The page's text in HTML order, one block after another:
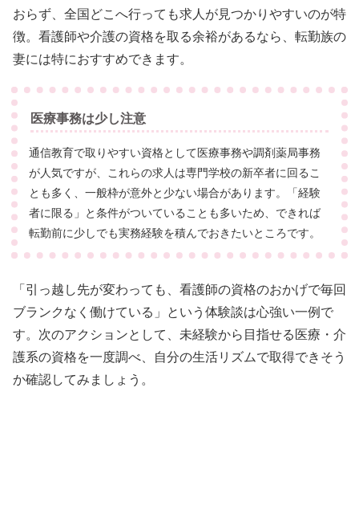
おらず、全国どこへ行っても求人が見つかりやすいのが特
徴。看護師や介護の資格を取る余裕があるなら、転勤族の
妻には特におすすめできます。
医療事務は少し注意
通信教育で取りやすい資格として医療事務や調剤薬局事務
が人気ですが、これらの求人は専門学校の新卒者に回るこ
とも多く、一般枠が意外と少ない場合があります。「経験
者に限る」と条件がついていることも多いため、できれば
転勤前に少しでも実務経験を積んでおきたいところです。
「引っ越し先が変わっても、看護師の資格のおかげで毎回
ブランクなく働けている」という体験談は心強い一例で
す。次のアクションとして、未経験から目指せる医療・介
護系の資格を一度調べ、自分の生活リズムで取得できそう
か確認してみましょう。